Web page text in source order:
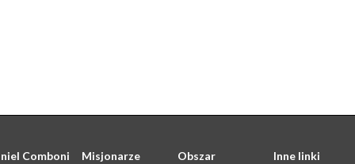
Comboni
Misjonarze
Obszar
Inne linki